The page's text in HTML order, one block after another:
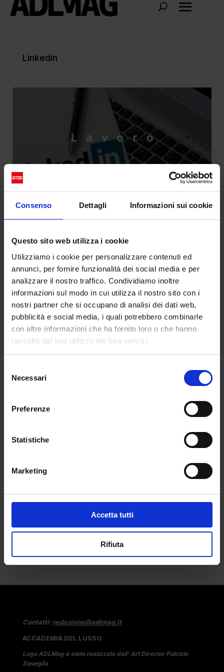
Consenso Dettagli Informazioni sui cookie
Questo sito web utilizza i cookie
Utilizziamo i cookie per personalizzare contenuti ed
annunci, per fornire funzionalità dei social media e per
analizzare il nostro traffico. Condividiamo inoltre
informazioni sul modo in cui utilizza il nostro sito con i
nostri partner che si occupano di analisi dei dati web,
pubblicità e social media, i quali potrebbero combinarle
con altre informazioni che ha fornito loro o che hanno
raccolto dal suo utilizzo dei loro servizi.
delNecessari
Preferenze
Statistiche
Marketing
Accetta tutti
Rifiuta
Linkedin
Il lavoro ai tempi di LinkedIn
LinkedIn ci piace davvero o è il male
minore? Le...
L’AI ci toglierà il lavoro? Dipende tutto da
daEmma Sabatini LIFESTYLE,
Contatti:redazione@adlmag.it
ACCADEMIA DEL LUSSO
Logo ADLMag è stato realizzato dall’ Art Director Patrizio
Squeglia